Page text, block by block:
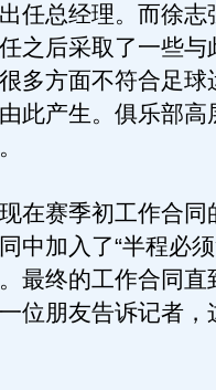
任总经理。而徐志
之后采取了一些与
多方面不符合足球
此产生。俱乐部高
赛季初工作合同
中加入了“半程必
最终的工作合同直
位朋友告诉记者，